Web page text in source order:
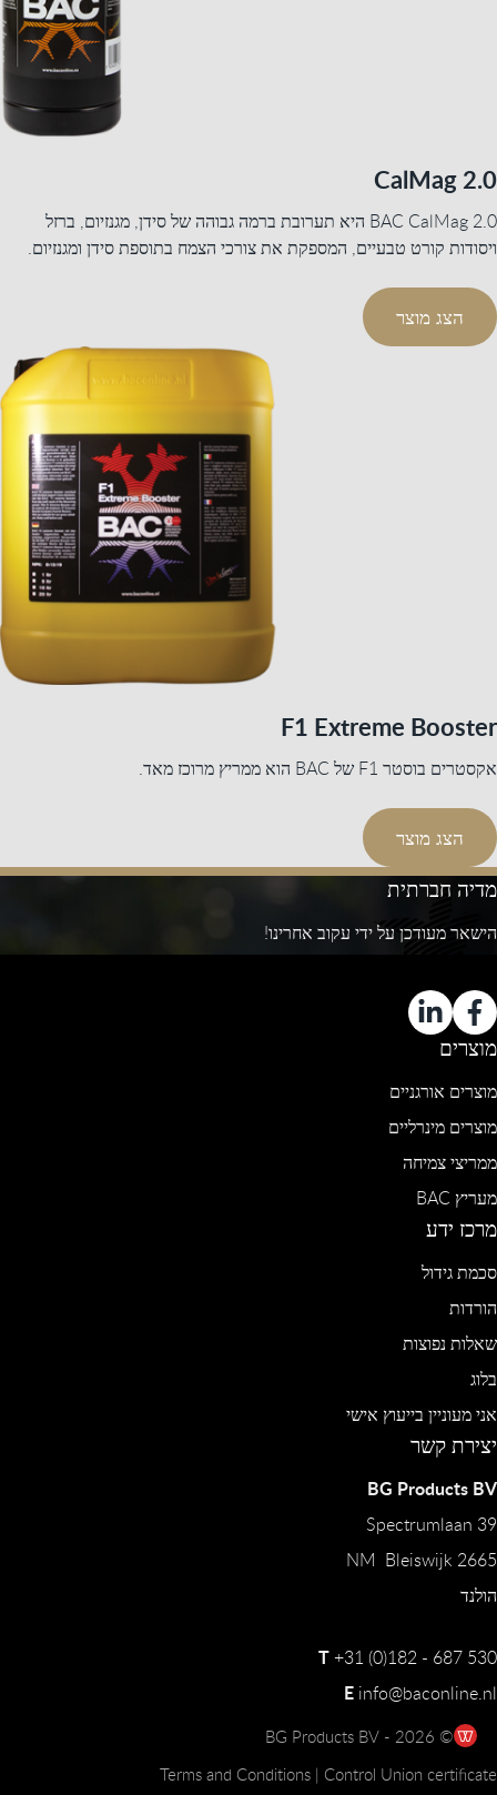
CalMag 2.0
BAC CalMag 2.0 היא תערובת ברמה גבוהה של סידן, מגנזיום, ברזל
ויסודות קורט טבעיים, המספקת את צורכי הצמח בתוספת סידן ומגנזיום.
הצג מוצר
F1 Extreme Booster
אקסטרים בוסטר F1 של BAC הוא ממריץ מרוכז מאד.
הצג מוצר
מדיה חברתית
הישאר מעודכן על ידי עקוב אחרינו!
מוצרים
מוצרים אורגניים
מוצרים מינרליים
ממריצי צמיחה
מעריץ BAC
מרכז ידע
סכמת גידול
הורדות
שאלות נפוצות
בלוג
אני מעוניין בייעוץ אישי
יצירת קשר
BG Products BV
Spectrumlaan 39
2665 NM Bleiswijk
הולנד
T+31 (0)182 - 687 530
E info@baconline.nl
© 2026 - BG Products BV
Terms and Conditions | Control Union certificate